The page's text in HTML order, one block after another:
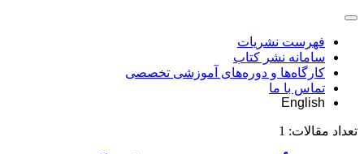
فهرست نشریات
سامانه نشر کتاب
کارگاه‌ها و دوره‌های آموزشی تخصصی
تماس با ما
English
تعداد مقالات: 1